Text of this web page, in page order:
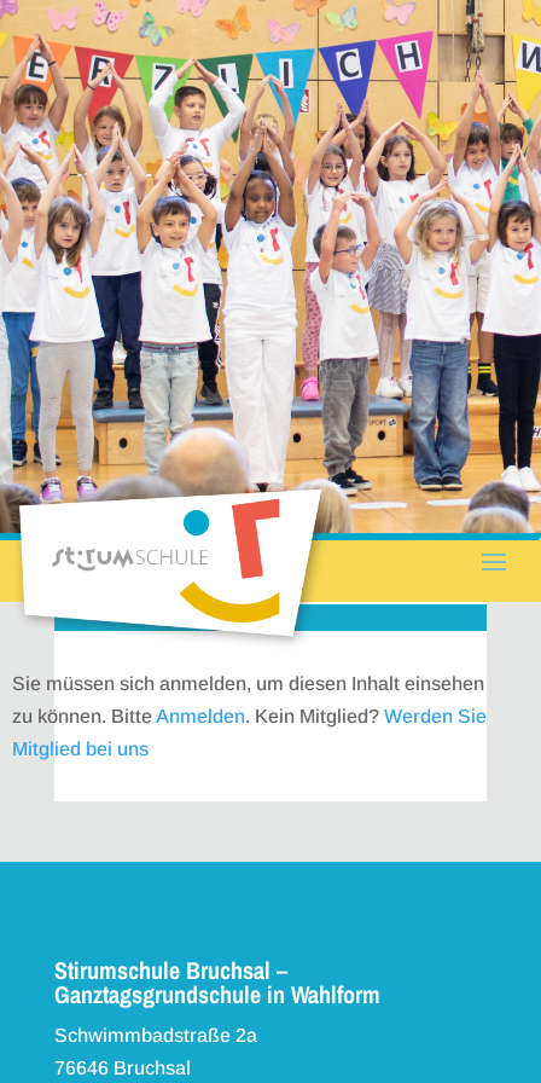
Sie müssen sich anmelden, um diesen Inhalt einsehen
zu können. BitteAnmelden. Kein Mitglied? Werden Sie
Mitglied bei uns
Stirumschule Bruchsal –
Ganztagsgrundschule in Wahlform
Schwimmbadstraße 2a
76646 Bruchsal